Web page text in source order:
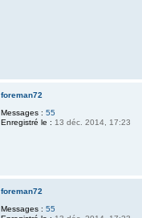
foreman72
Messages : 55
Enregistré le : 13 déc. 2014, 17:23
foreman72
Messages : 55